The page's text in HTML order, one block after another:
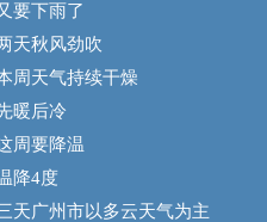
要下雨了
天秋风劲吹
周天气持续干燥
暖后冷
周要降温
降4度
天广州市以多云天气为主